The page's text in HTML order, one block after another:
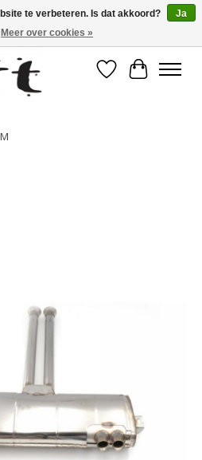
Verlanglijst
te verbeteren. Is dat akkoord?
Ja
Meer over cookies »